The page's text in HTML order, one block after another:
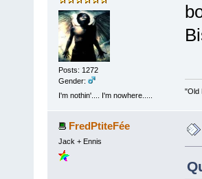
Posts: 1272
Gender:
I'm nothin'.... I'm nowhere.....
"Old
FredPtiteFée
Jack + Ennis